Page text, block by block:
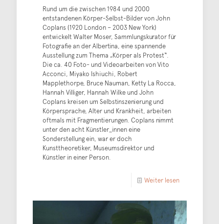
Rund um die zwischen 1984 und 2000
entstandenen Körper-Selbst-Bilder von John
Coplans (1920 London – 2003 New York)
entwickelt Walter Moser, Sammlungskurator für
Fotografie an der Albertina, eine spannende
Ausstellung zum Thema „Körper als Protest“.
Die ca. 40 Foto- und Videoarbeiten von Vito
Acconci, Miyako Ishiuchi, Robert
Mapplethorpe, Bruce Nauman, Ketty La Rocca,
Hannah Villiger, Hannah Wilke und John
Coplans kreisen um Selbstinszenierung und
Körpersprache, Alter und Krankheit, arbeiten
oftmals mit Fragmentierungen. Coplans nimmt
unter den acht Künstler_innen eine
Sonderstellung ein, war er doch
Kunsttheoretiker, Museumsdirektor und
Künstler in einer Person.
Weiter lesen